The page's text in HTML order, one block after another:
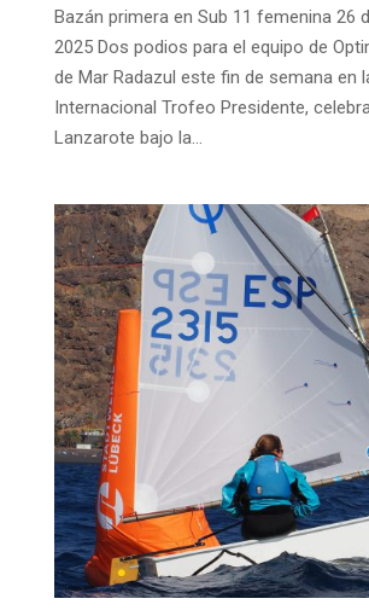
Bazán primera en Sub 11 femenina 26
2025 Dos podios para el equipo de
de Mar Radazul este fin de semana en
Internacional Trofeo Presidente,
Lanzarote bajo la...